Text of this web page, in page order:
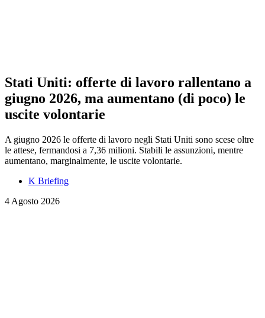
Stati Uniti: offerte di lavoro rallentano a
giugno 2026, ma aumentano (di poco) le
uscite volontarie
A giugno 2026 le offerte di lavoro negli Stati Uniti sono scese oltre
le attese, fermandosi a 7,36 milioni. Stabili le assunzioni, mentre
aumentano, marginalmente, le uscite volontarie.
K Briefing
4 Agosto 2026